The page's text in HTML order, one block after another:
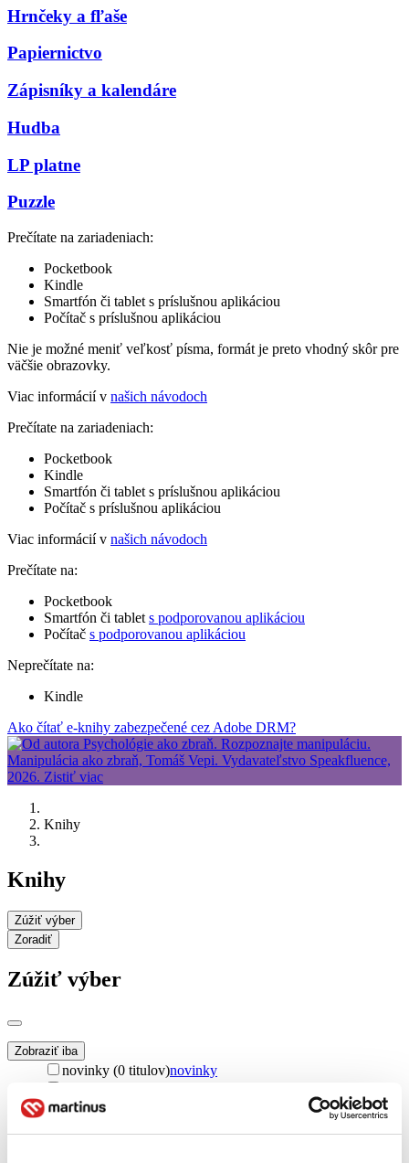
Hrnčeky a fľaše
Papiernictvo
Zápisníky a kalendáre
Hudba
LP platne
Puzzle
Prečítate na zariadeniach:
Pocketbook
Kindle
Smartfón či tablet s príslušnou aplikáciou
Počítač s príslušnou aplikáciou
Nie je možné meniť veľkosť písma, formát je preto vhodný skôr pre
väčšie obrazovky.
Viac informácií v našich návodoch
Prečítate na zariadeniach:
Pocketbook
Kindle
Smartfón či tablet s príslušnou aplikáciou
Počítač s príslušnou aplikáciou
Viac informácií v našich návodoch
Prečítate na:
Pocketbook
Smartfón či tablet s podporovanou aplikáciou
Počítač s podporovanou aplikáciou
Neprečítate na:
Kindle
Ako čítať e-knihy zabezpečené cez Adobe DRM?
Knihy
Knihy
Zúžiť výber
Zoradiť
Zúžiť výber
Zobraziť iba
novinky (0 titulov)novinky
Dostupnosť